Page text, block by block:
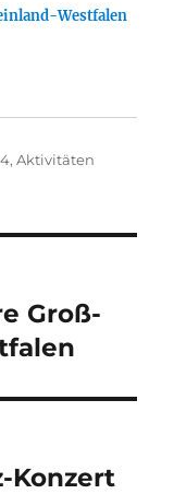
Westfalen
,Aktivitäten
Groß-
Konzert